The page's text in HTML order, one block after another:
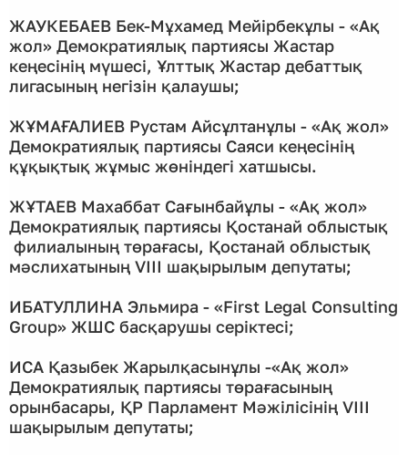
ЖАУКЕБАЕВ Бек-Мұхамед Мейірбекұлы - «Ақ
жол» Демократиялық партиясы Жастар
кеңесінің мүшесі, Ұлттық Жастар дебаттық
лигасының негізін қалаушы;
ЖҰМАҒАЛИЕВ Рустам Айсұлтанұлы - «Ақ жол»
Демократиялық партиясы Саяси кеңесінің
құқықтық жұмыс жөніндегі хатшысы.
ЖҰТАЕВ Махаббат Сағынбайұлы - «Ақ жол»
Демократиялық партиясы Қостанай облыстық
филиалының төрағасы, Қостанай облыстық
мәслихатының VIІI шақырылым депутаты;
ИБАТУЛЛИНА Эльмира - «First Legal Consulting
Group» ЖШС басқарушы серіктесі;
ИСА Қазыбек Жарылқасынұлы -«Ақ жол»
Демократиялық партиясы төрағасының
орынбасары, ҚР Парламент Мәжілісінің VIII
шақырылым депутаты;